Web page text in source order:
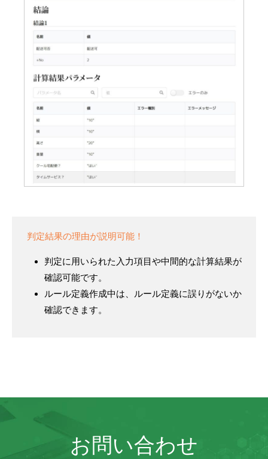
判定結果の理由が説明可能！
判定に用いられた入力項目や中間的な計算結果が
確認可能です。
ルール定義作成中は、ルール定義に誤りがないか
確認できます。
お問い合わせ